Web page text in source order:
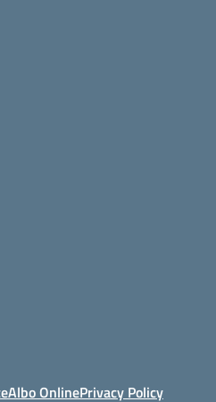
Albo OnlinePrivacy Policy